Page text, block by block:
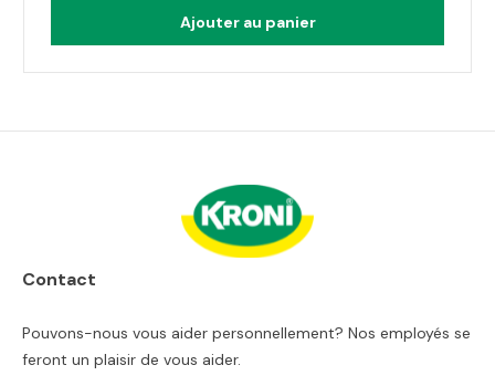
Ajouter au panier
Contact
Pouvons-nous vous aider personnellement? Nos employés se
feront un plaisir de vous aider.